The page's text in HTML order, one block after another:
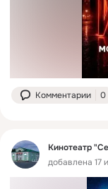
Комментарии 0
Кинотеатр
добавлена 17